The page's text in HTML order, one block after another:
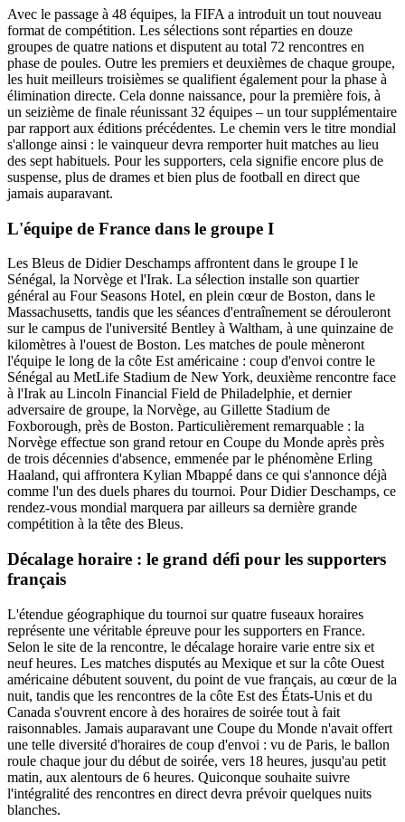
Avec le passage à 48 équipes, la FIFA a introduit un tout nouveau
format de compétition. Les sélections sont réparties en douze
groupes de quatre nations et disputent au total 72 rencontres en
phase de poules. Outre les premiers et deuxièmes de chaque groupe,
les huit meilleurs troisièmes se qualifient également pour la phase à
élimination directe. Cela donne naissance, pour la première fois, à
un seizième de finale réunissant 32 équipes – un tour supplémentaire
par rapport aux éditions précédentes. Le chemin vers le titre mondial
s'allonge ainsi : le vainqueur devra remporter huit matches au lieu
des sept habituels. Pour les supporters, cela signifie encore plus de
suspense, plus de drames et bien plus de football en direct que
jamais auparavant.
L'équipe de France dans le groupe I
Les Bleus de Didier Deschamps affrontent dans le groupe I le
Sénégal, la Norvège et l'Irak. La sélection installe son quartier
général au Four Seasons Hotel, en plein cœur de Boston, dans le
Massachusetts, tandis que les séances d'entraînement se dérouleront
sur le campus de l'université Bentley à Waltham, à une quinzaine de
kilomètres à l'ouest de Boston. Les matches de poule mèneront
l'équipe le long de la côte Est américaine : coup d'envoi contre le
Sénégal au MetLife Stadium de New York, deuxième rencontre face
à l'Irak au Lincoln Financial Field de Philadelphie, et dernier
adversaire de groupe, la Norvège, au Gillette Stadium de
Foxborough, près de Boston. Particulièrement remarquable : la
Norvège effectue son grand retour en Coupe du Monde après près
de trois décennies d'absence, emmenée par le phénomène Erling
Haaland, qui affrontera Kylian Mbappé dans ce qui s'annonce déjà
comme l'un des duels phares du tournoi. Pour Didier Deschamps, ce
rendez-vous mondial marquera par ailleurs sa dernière grande
compétition à la tête des Bleus.
Décalage horaire : le grand défi pour les supporters
français
L'étendue géographique du tournoi sur quatre fuseaux horaires
représente une véritable épreuve pour les supporters en France.
Selon le site de la rencontre, le décalage horaire varie entre six et
neuf heures. Les matches disputés au Mexique et sur la côte Ouest
américaine débutent souvent, du point de vue français, au cœur de la
nuit, tandis que les rencontres de la côte Est des États-Unis et du
Canada s'ouvrent encore à des horaires de soirée tout à fait
raisonnables. Jamais auparavant une Coupe du Monde n'avait offert
une telle diversité d'horaires de coup d'envoi : vu de Paris, le ballon
roule chaque jour du début de soirée, vers 18 heures, jusqu'au petit
matin, aux alentours de 6 heures. Quiconque souhaite suivre
l'intégralité des rencontres en direct devra prévoir quelques nuits
blanches.